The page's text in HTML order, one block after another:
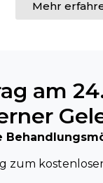
Mehr
am
zum